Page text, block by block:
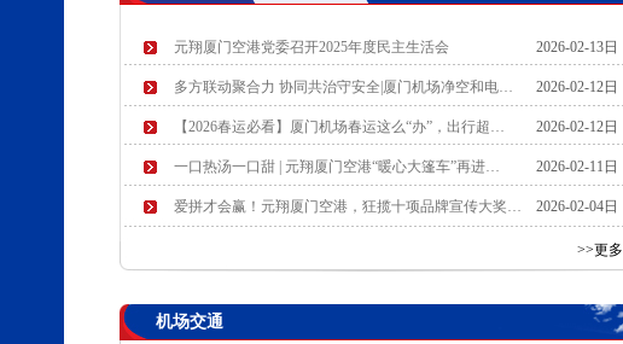
MU5640 上海(虹桥) 预计起飞 20:00
航空公司
元翔厦门空港党委召开2025年度民主生活会 2026-02-13日
多方联动聚合力 协同共治守安全|厦门机场净空和电… 2026-02-12日
【2026春运必看】厦门机场春运这么“办”，出行超… 2026-02-12日
一口热汤一口甜 | 元翔厦门空港“暖心大篷车”再进… 2026-02-11日
爱拼才会赢！元翔厦门空港，狂揽十项品牌宣传大奖… 2026-02-04日
>>更多
机场交通